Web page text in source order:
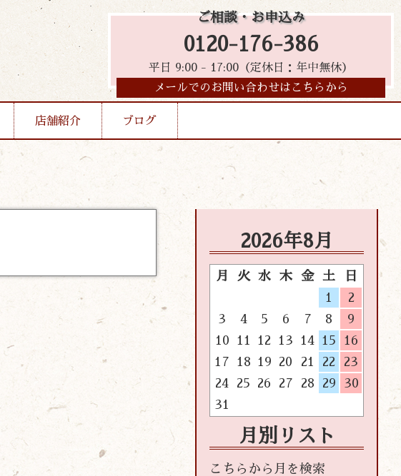
ご相談・お申込み
0120-176-386
平日 9:00 - 17:00（定休日：年中無休）
メールでのお問い合わせはこちらから
店舗紹介 ブログ
2026年8月
月 火 水 木 金 土
日
1
2
3
4 5 6 7 8
9
10
11 12 13 14 15
16
17
18 19 20 21 22
23
24
25 26 27 28 29
30
31
月別リスト